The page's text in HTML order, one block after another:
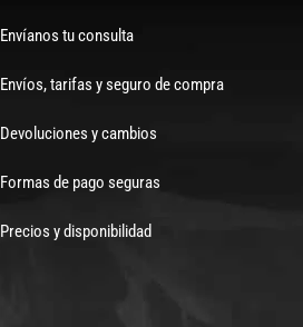
Envíanos tu consulta
Envíos, tarifas y seguro de compra
Devoluciones y cambios
Formas de pago seguras
Precios y disponibilidad